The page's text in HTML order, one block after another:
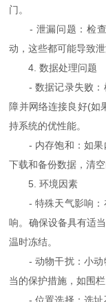
门。
- 泄漏问题：检查
动，这些都可能导致
4. 数据处理问题
- 数据记录失败：
障并网络连接良好(如
持系统的优性能。
- 内存饱和：如果
下载和备份数据，清
5. 环境因素
- 特殊天气影响：
响。确保设备具有适
温时冻结。
- 动物干扰：小动
当的保护措施，如围